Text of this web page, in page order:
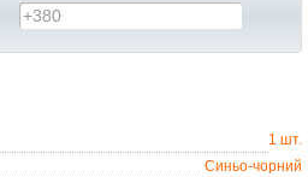
+380
1 шт.
Синьо-чорний